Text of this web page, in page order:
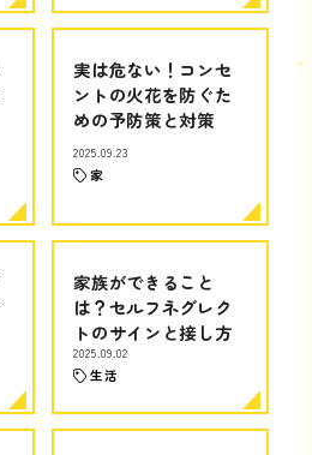
実は危ない！コンセ
ントの火花を防ぐた
めの予防策と対策
2025.09.23
家
家族ができること
は？セルフネグレク
トのサインと接し方
2025.09.02
生活